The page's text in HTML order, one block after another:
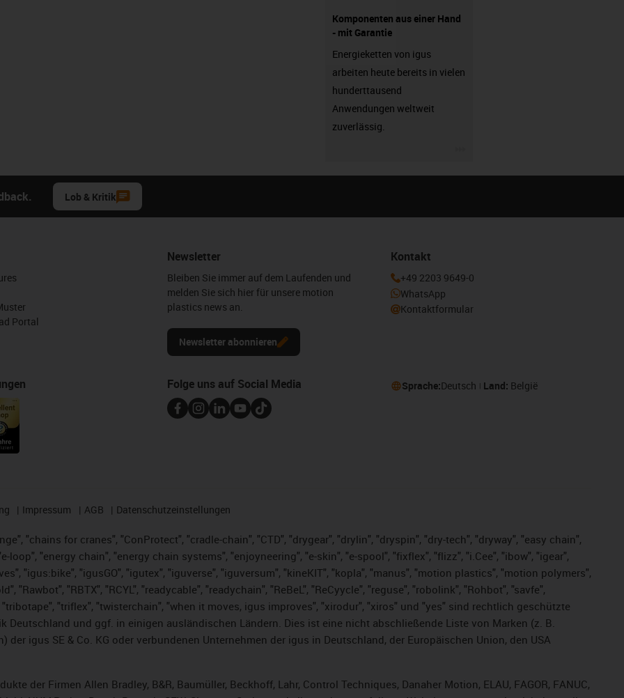
Komponenten aus einer Hand
- mit Garantie
Energieketten von igus
arbeiten heute bereits in vielen
hunderttausend
Anwendungen weltweit
zuverlässig.
Lob & Kritik
Portal
Newsletter
Bleiben Sie immer auf dem Laufenden und
melden Sie sich hier für unsere motion
plastics news an.
Newsletter abonnieren
Kontakt
+49 2203 9649-0
WhatsApp
Kontaktformular
Folge uns auf Social Media Sprache:Deutsch Land: België
Impressum AGB Datenschutzeinstellungen
"chains for cranes", "ConProtect", "cradle-chain", "CTD", "drygear", "drylin", "dryspin", "dry-tech", "dryway", "easy chain",
loop", "energy chain", "energy chain systems", "enjoyneering", "e-skin", "e-spool", "fixflex", "flizz", "i.Cee", "ibow", "igear",
"igus:bike", "igusGO", "igutex", "iguverse", "iguversum", "kineKIT", "kopla", "manus", "motion plastics", "motion polymers",
"Rawbot", "RBTX", "RCYL", "readycable", "readychain", "ReBeL", "ReCyycle", "reguse", "robolink", "Rohbot", "savfe",
"triflex", "twisterchain", "when it moves, igus improves", "xirodur", "xiros" und "yes" sind rechtlich geschützte
Deutschland und ggf. in einigen ausländischen Ländern. Dies ist eine nicht abschließende Liste von Marken (z. B.
igus SE & Co. KG oder verbundenen Unternehmen der igus in Deutschland, der Europäischen Union, den USA
der Firmen Allen Bradley, B&R, Baumüller, Beckhoff, Lahr, Control Techniques, Danaher Motion, ELAU, FAGOR, FANUC,